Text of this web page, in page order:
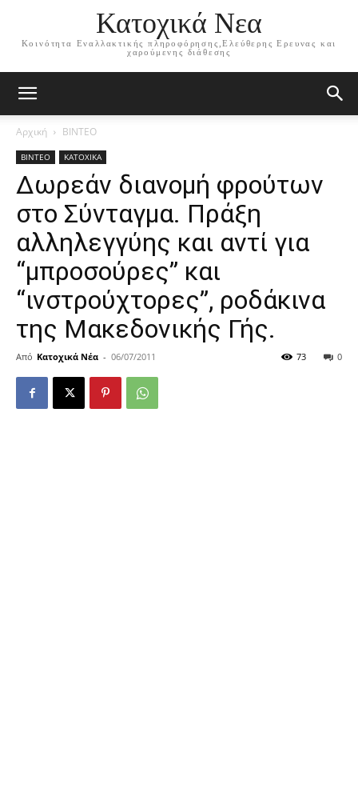
Κατοχικά Νεα
Κοινότητα Εναλλακτικής πληροφόρησης,Ελεύθερης Ερευνας και
χαρούμενης διάθεσης
Αρχική ΒΙΝΤΕΟ
ΒΙΝΤΕΟ ΚΑΤΟΧΙΚΑ
Δωρεάν διανομή φρούτων
στο Σύνταγμα. Πράξη
αλληλεγγύης και αντί για
“μπροσούρες” και
“ινστρούχτορες”, ροδάκινα
της Μακεδονικής Γής.
Από Κατοχικά Νέα - 06/07/2011 0
73